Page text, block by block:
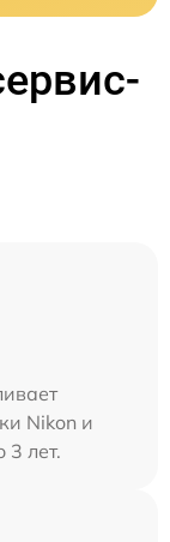
Nikon и
3 лет.